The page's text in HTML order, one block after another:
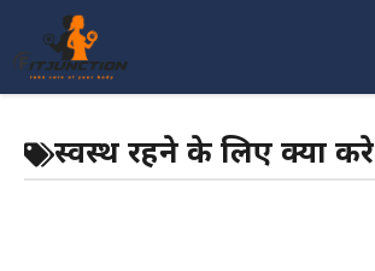
content
स्वस्थ रहने के लिए क्या करे